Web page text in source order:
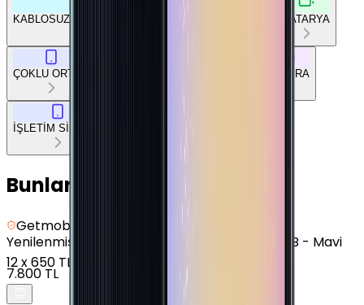
KABLOSUZ BAĞLANTILAR DİĞER BAĞLANTILAR BATARYA
ÇOKLU ORTAM KAMERA
İŞLETİM SİSTEMİ
Bunları da Beğenebilirsin
Getmobil Güvencesi
Yenilenmiş
Samsung Galaxy A7 (2018) - 64 GB - Mavi
12x650 TL
7.800 TL